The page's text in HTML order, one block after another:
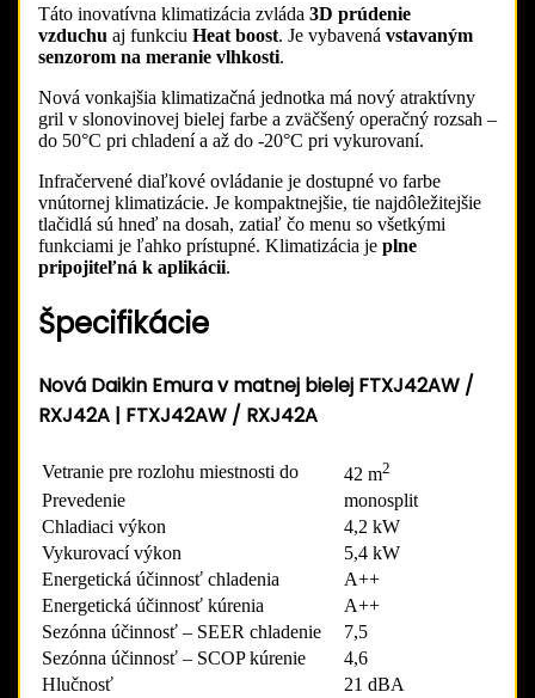
Táto inovatívna klimatizácia zvláda 3D prúdenie
vzduchu aj funkciu Heat boost. Je vybavená vstavaným
senzorom na meranie vlhkosti.
Nová vonkajšia klimatizačná jednotka má nový atraktívny
gril v slonovinovej bielej farbe a zväčšený operačný rozsah –
do 50°C pri chladení a až do -20°C pri vykurovaní.
Infračervené diaľkové ovládanie je dostupné vo farbe
vnútornej klimatizácie. Je kompaktnejšie, tie najdôležitejšie
tlačidlá sú hneď na dosah, zatiaľ čo menu so všetkými
funkciami je ľahko prístupné. Klimatizácia je plne
pripojiteľná k aplikácii.
Špecifikácie
Nová Daikin Emura v matnej bielej FTXJ42AW /
RXJ42A | FTXJ42AW / RXJ42A
Vetranie pre rozlohu miestnosti do 42 m2
Prevedenie
monosplit
Chladiaci výkon
4,2 kW
Vykurovací výkon
5,4 kW
Energetická účinnosť chladenia
A++
Energetická účinnosť kúrenia
A++
Sezónna účinnosť – SEER chladenie
7,5
Sezónna účinnosť – SCOP kúrenie
4,6
Hlučnosť
21 dBA